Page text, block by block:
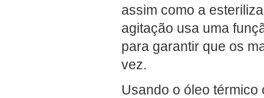
assim como a
agitação usa uma
para garantir que os
vez.
Usando o óleo